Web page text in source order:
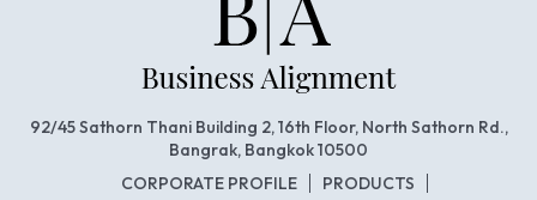
92/45 Sathorn Thani Building 2, 16th Floor, North Sathorn Rd.,
Bangrak, Bangkok 10500
CORPORATE PROFILE
PRODUCTS